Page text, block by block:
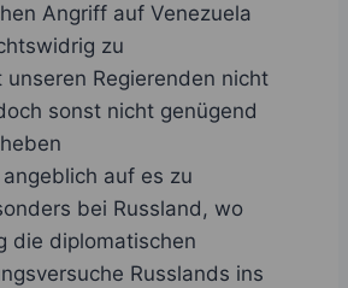
Angriff auf Venezuela
zu
unseren Regierenden nicht
sonst nicht genügend
auf es zu
bei Russland, wo
die diplomatischen
Russlands ins